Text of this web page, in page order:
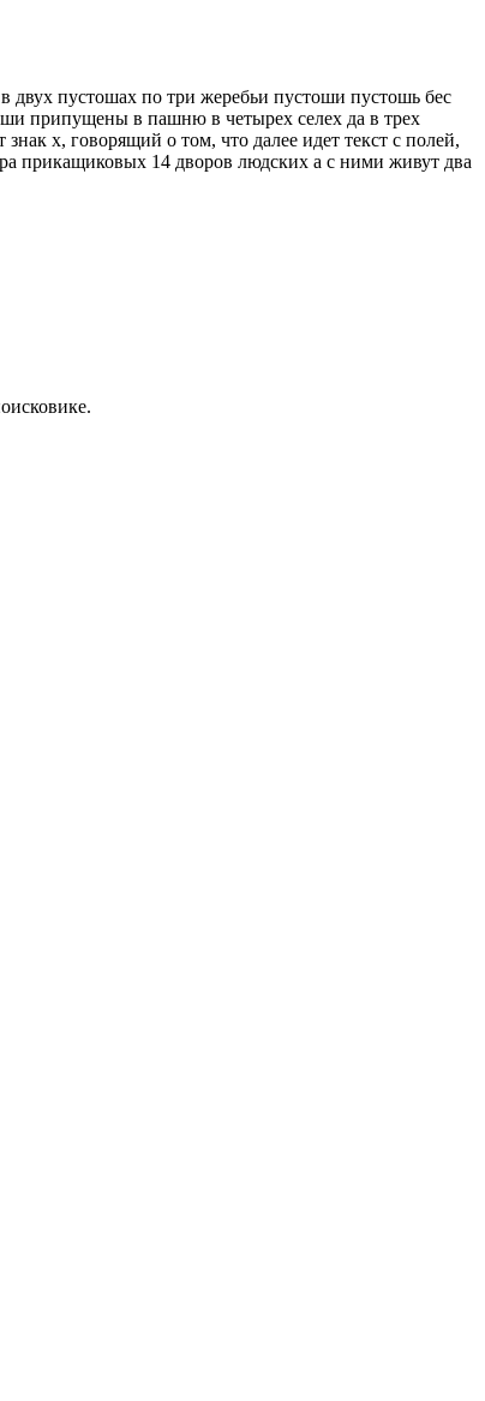
двух пустошах по три жеребьи пустоши пустошь бес
припущены в пашню в четырех селех да в трех
х, говорящий о том, что далее идет текст с полей,
прикащиковых 14 дворов людских а с ними живут два